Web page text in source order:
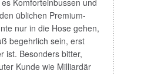
Komforteinbussen und
üblichen Premium-
nur in die Hose gehen,
begehrlich sein, erst
ist. Besonders bitter,
Kunde wie Milliardär